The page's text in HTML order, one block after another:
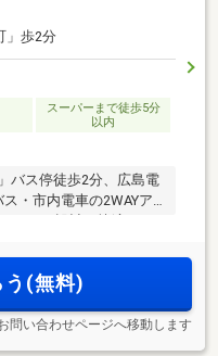
」歩2分
スーパーまで徒歩5分
以内
バス停徒歩2分、広島電
・市内電車の2WAYア
う(無料)
問い合わせページへ移動します